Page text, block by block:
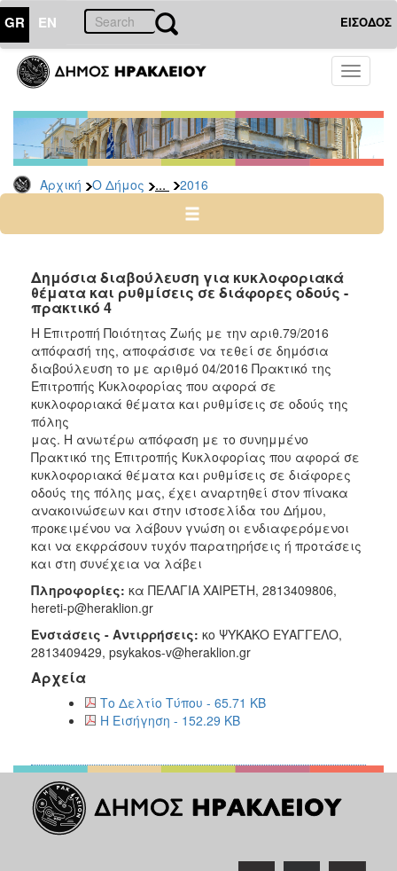
GR EN ΕΙΣΟΔΟΣ
Toggle
Αρχική Ο Δήμος ... 2016
ΔΗΜΟΣ
Διακηρύξεις
-
Δημοπρασίες
Αρχείο
2025
2023
2022
2021
2020
2019
2017
2016
2015
2013
ΠΟΛΙΤΙΣΜΟΣ
ΑΝΘΕΚΤΙΚΗ
Δημόσια διαβούλευση για κυκλοφοριακά
θέματα και ρυθμίσεις σε διάφορες οδούς -
πρακτικό 4
Η Επιτροπή Ποιότητας Ζωής με την αριθ.79/2016
απόφασή της, αποφάσισε να τεθεί σε δημόσια
διαβούλευση το με αριθμό 04/2016 Πρακτικό της
Επιτροπής Κυκλοφορίας που αφορά σε
κυκλοφοριακά θέματα και ρυθμίσεις σε οδούς της
πόλης
μας. H ανωτέρω απόφαση με το συνημμένο
Πρακτικό της Επιτροπής Κυκλοφορίας που αφορά σε
κυκλοφοριακά θέματα και ρυθμίσεις σε διάφορες
οδούς της πόλης μας, έχει αναρτηθεί στον πίνακα
ανακοινώσεων και στην ιστοσελίδα του Δήμου,
προκειμένου να λάβουν γνώση οι ενδιαφερόμενοι
και να εκφράσουν τυχόν παρατηρήσεις ή προτάσεις
και στη συνέχεια να λάβει
Πληροφορίες: κα ΠΕΛΑΓΙΑ ΧΑΙΡΕΤΗ, 2813409806,
hereti-p@heraklion.gr
Ενστάσεις - Αντιρρήσεις: κο ΨΥΚΑΚΟ ΕΥΑΓΓΕΛΟ,
2813409429, psykakos-v@heraklion.gr
Αρχεία
Το Δελτίο Τύπου - 65.71 KB
Η Εισήγηση - 152.29 KB